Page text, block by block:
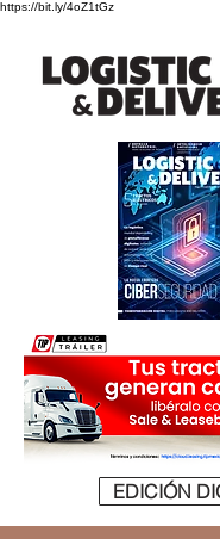
https://bit.ly/4oZ1tGz
EDICIÓN